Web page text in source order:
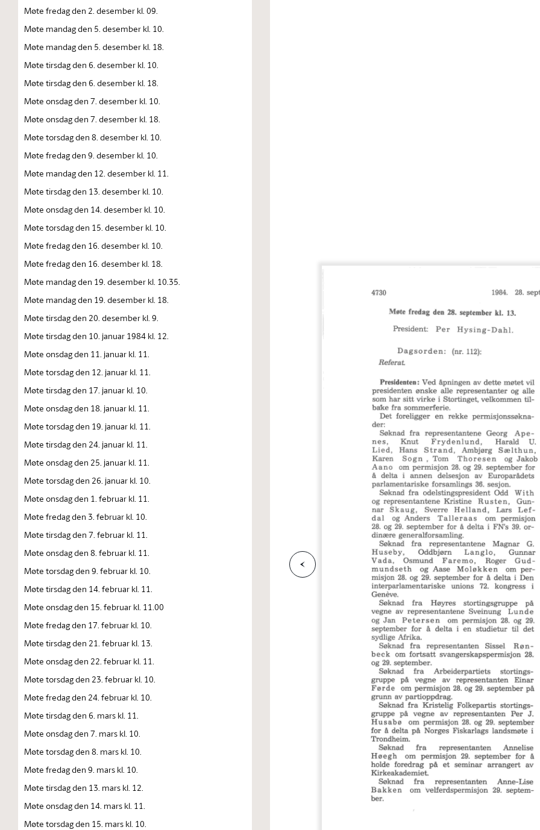
Møte fredag den 2. desember kl. 09.
Møte mandag den 5. desember kl. 10.
Møte mandag den 5. desember kl. 18.
Møte tirsdag den 6. desember kl. 10.
Møte tirsdag den 6. desember kl. 18.
Møte onsdag den 7. desember kl. 10.
Møte onsdag den 7. desember kl. 18.
Møte torsdag den 8. desember kl. 10.
Møte fredag den 9. desember kl. 10.
Møte mandag den 12. desember kl. 11.
Møte tirsdag den 13. desember kl. 10.
Møte onsdag den 14. desember kl. 10.
Møte torsdag den 15. desember kl. 10.
Møte fredag den 16. desember kl. 10.
Møte fredag den 16. desember kl. 18.
Møte mandag den 19. desember kl. 10.35.
Møte mandag den 19. desember kl. 18.
Møte tirsdag den 20. desember kl. 9.
Møte tirsdag den 10. januar 1984 kl. 12.
Møte onsdag den 11. januar kl. 11.
Møte torsdag den 12. januar kl. 11.
Møte tirsdag den 17. januar kl. 10.
Møte onsdag den 18. januar kl. 11.
Møte torsdag den 19. januar kl. 11.
Møte tirsdag den 24. januar kl. 11.
Møte onsdag den 25. januar kl. 11.
Møte torsdag den 26. januar kl. 10.
Møte onsdag den 1. februar kl. 11.
Møte fredag den 3. februar kl. 10.
Møte tirsdag den 7. februar kl. 11.
Møte onsdag den 8. februar kl. 11.
Møte torsdag den 9. februar kl. 10.
Møte tirsdag den 14. februar kl. 11.
Møte onsdag den 15. februar kl. 11.00
Møte fredag den 17. februar kl. 10.
Møte tirsdag den 21. februar kl. 13.
Møte onsdag den 22. februar kl. 11.
Møte torsdag den 23. februar kl. 10.
Møte fredag den 24. februar kl. 10.
Møte tirsdag den 6. mars kl. 11.
Møte onsdag den 7. mars kl. 10.
Møte torsdag den 8. mars kl. 10.
Møte fredag den 9. mars kl. 10.
Møte tirsdag den 13. mars kl. 12.
Møte onsdag den 14. mars kl. 11.
Møte torsdag den 15. mars kl. 10.
F
o
rr
i
g
e
s
i
de